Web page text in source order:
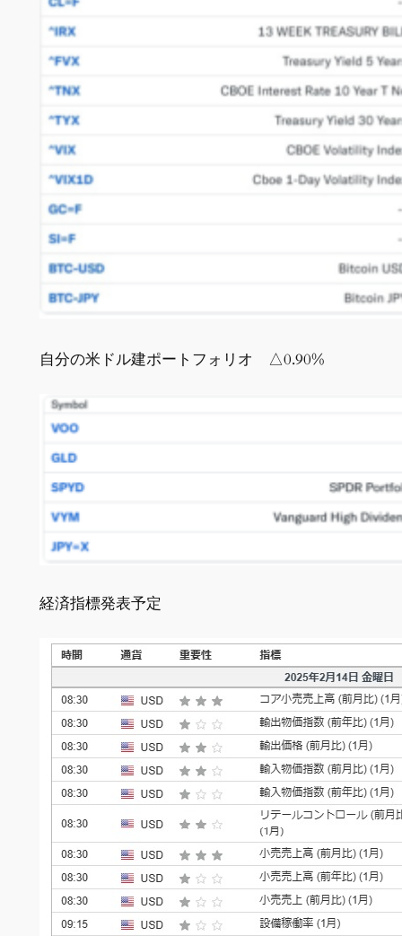
自分の米ドル建ポートフォリオ △0.90%
経済指標発表予定